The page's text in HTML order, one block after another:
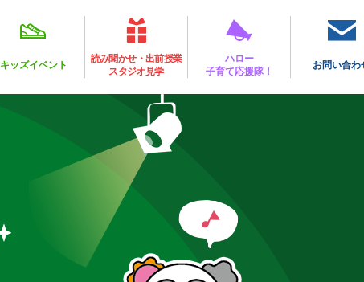
キッズイベント
読み聞かせ・出前授業
スタジオ見学
ハロー
子育て応援隊！
お問い合わ